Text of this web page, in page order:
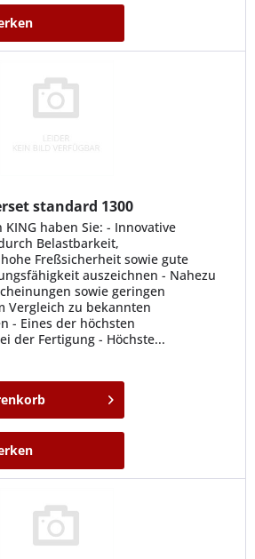
standard 1300
haben Sie: - Innovative
Belastbarkeit,
Freßsicherheit sowie gute
auszeichnen - Nahezu
sowie geringen
Vergleich zu bekannten
- Eines der höchsten
der Fertigung - Höchste...